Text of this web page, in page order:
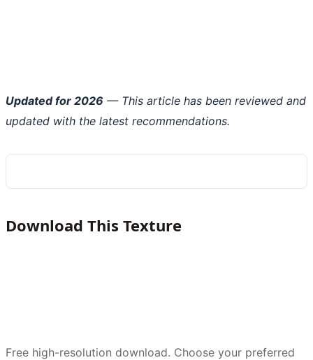
Updated for 2026 — This article has been reviewed and
updated with the latest recommendations.
Download This Texture
Free high-resolution download. Choose your preferred